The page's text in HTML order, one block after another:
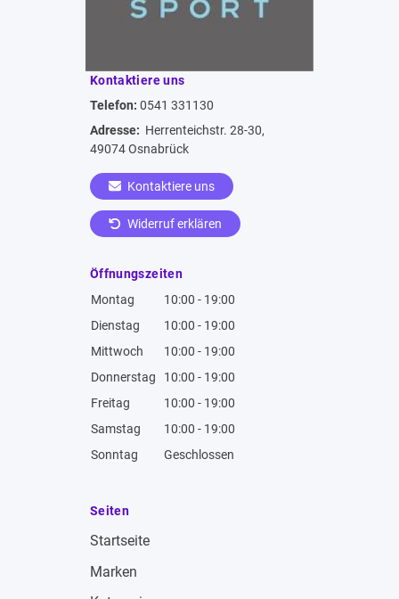
Kontaktiere uns
Telefon: 0541 331130
Adresse: Herrenteichstr. 28-30,
49074 Osnabrück
Kontaktiere uns
Widerruf erklären
Öffnungszeiten
Montag
10:00 - 19:00
Dienstag
10:00 - 19:00
Mittwoch
10:00 - 19:00
Donnerstag
10:00 - 19:00
Freitag
10:00 - 19:00
Samstag
10:00 - 19:00
Sonntag
Geschlossen
Seiten
Startseite
Marken